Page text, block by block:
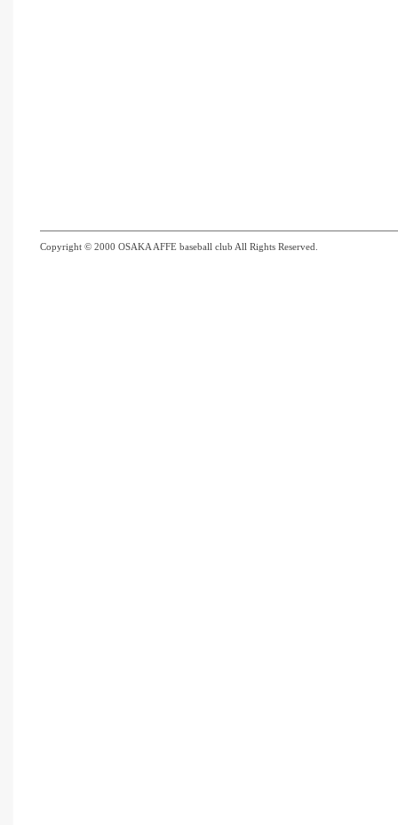
Copyright © 2000 OSAKA AFFE baseball club All Rights Reserved.